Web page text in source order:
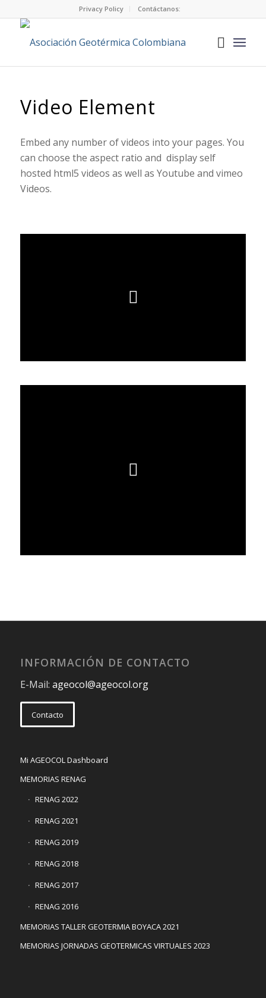
Privacy Policy Contáctanos:
Video Element
Embed any number of videos into your pages. You
can choose the aspect ratio and display self
hosted html5 videos as well as Youtube and vimeo
Videos.
INFORMACIÓN DE CONTACTO
E-Mail: ageocol@ageocol.org
Contacto
Mi AGEOCOL Dashboard
MEMORIAS RENAG
RENAG 2022
RENAG 2021
RENAG 2019
RENAG 2018
RENAG 2017
RENAG 2016
MEMORIAS TALLER GEOTERMIA BOYACA 2021
MEMORIAS JORNADAS GEOTERMICAS VIRTUALES 2023